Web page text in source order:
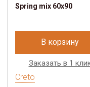
Spring mix 60х90
В корзину
Заказать в 1
Creto